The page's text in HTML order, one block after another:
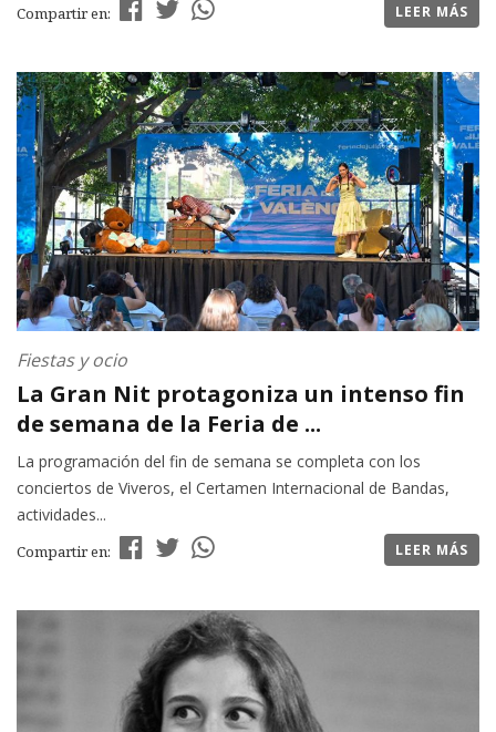
Compartir en: LEER MÁS
Fiestas y ocio
La Gran Nit protagoniza un intenso fin
de semana de la Feria de ...
La programación del fin de semana se completa con los
conciertos de Viveros, el Certamen Internacional de Bandas,
actividades...
Compartir en: LEER MÁS